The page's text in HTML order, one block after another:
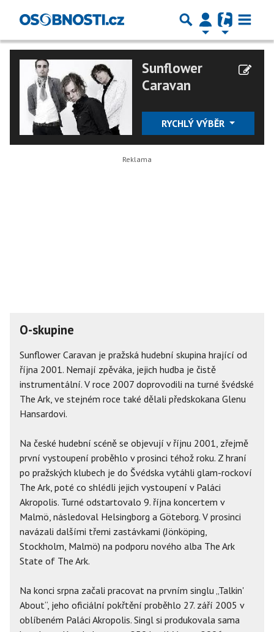
Sunflower
Caravan
RYCHLÝ VÝBĚR
O-skupine
Sunflower Caravan je pražská hudební skupina hrající od
října 2001. Nemají zpěváka, jejich hudba je čistě
instrumentální. V roce 2007 doprovodili na turné švédské
The Ark, ve stejném roce také dělali předskokana Glenu
Hansardovi.
Na české hudební scéně se objevují v říjnu 2001, zřejmě
první vystoupení proběhlo v prosinci téhož roku. Z hraní
po pražských klubech je do Švédska vytáhli glam-rockoví
The Ark, poté co shlédli jejich vystoupení v Paláci
Akropolis. Turné odstartovalo 9. října koncertem v
Malmö, následoval Helsingborg a Göteborg. V prosinci
navázali dalšími třemi zastávkami (Jönköping,
Stockholm, Malmö) na podporu nového alba The Ark
State of The Ark.
Na konci srpna začali pracovat na prvním singlu „Talkin'
About“, jeho oficiální pokřtění proběhlo 27. září 2005 v
oblíbeném Paláci Akropolis. Singl si produkovala sama